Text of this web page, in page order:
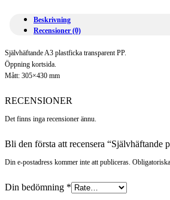
Beskrivning
Recensioner (0)
Självhäftande A3 plastficka transparent PP.
Öppning kortsida.
Mått: 305×430 mm
RECENSIONER
Det finns inga recensioner ännu.
Bli den första att recensera “Självhäftande
Din e-postadress kommer inte att publiceras.
Din bedömning *